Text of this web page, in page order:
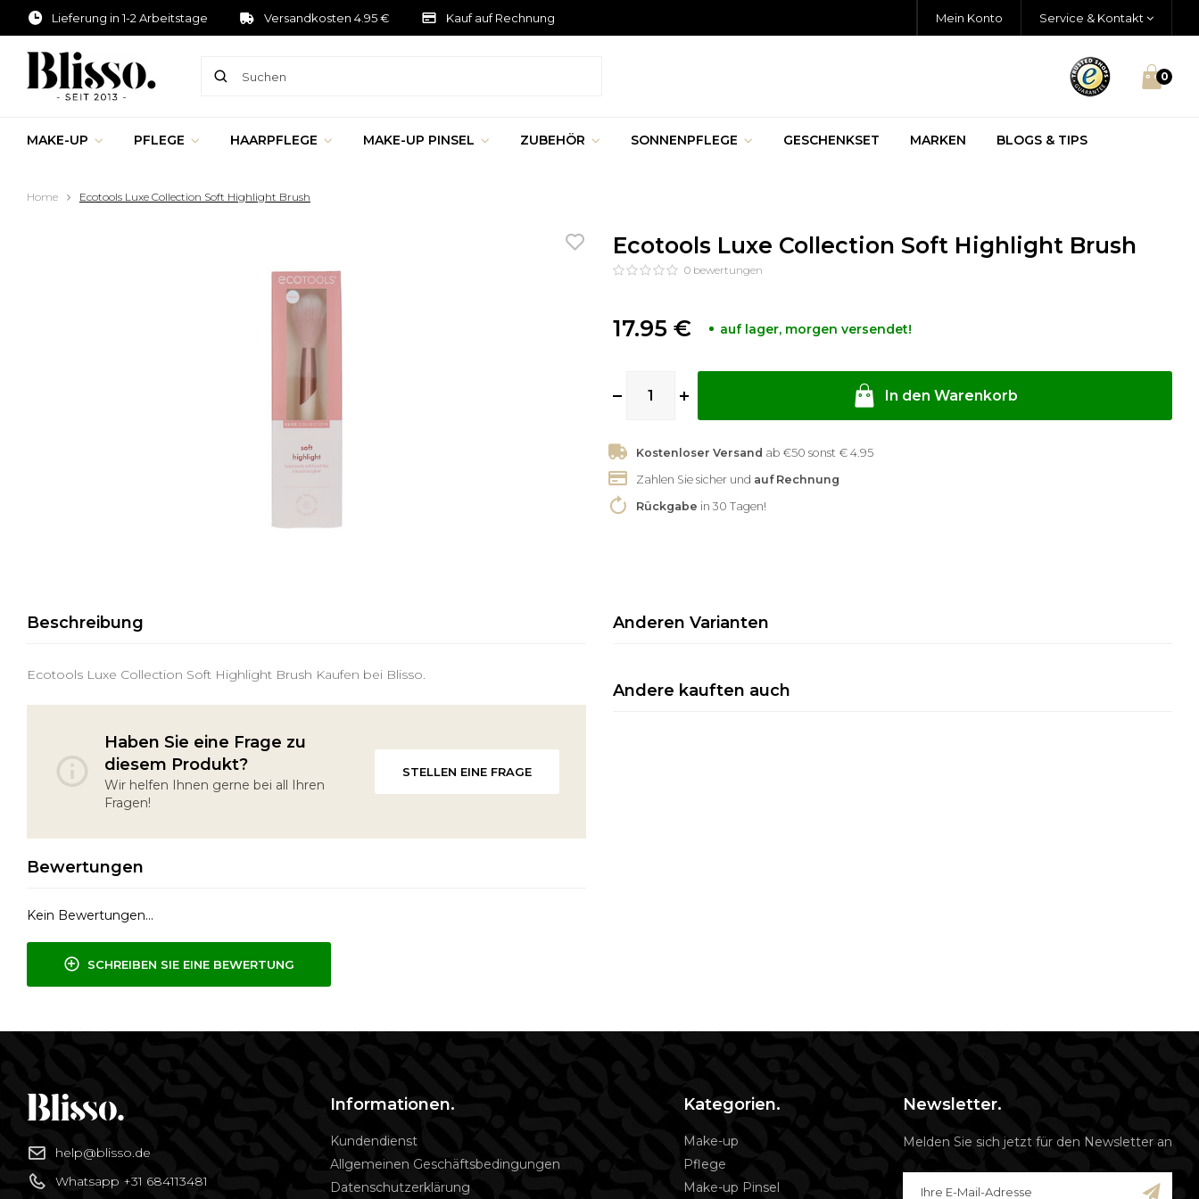
Lieferung in 1-2 Arbeitstage Versandkosten 4.95 € Kauf auf Rechnung Mein Konto Service & Kontakt
0
MAKE-UP PFLEGE HAARPFLEGE MAKE-UP PINSEL ZUBEHÖR SONNENPFLEGE GESCHENKSET MARKEN BLOGS & TIPS
Home Ecotools Luxe Collection Soft Highlight Brush
Ecotools Luxe Collection Soft Highlight Brush
0bewertungen
17.95 € auf lager, morgen versendet!
In den Warenkorb
Kostenloser Versand
ab €50 sonst € 4.95
Zahlen Sie sicher und auf Rechnung
Rückgabe in 30 Tagen!
Beschreibung
Ecotools Luxe Collection Soft Highlight Brush Kaufen bei Blisso.
Haben Sie eine Frage zu
diesem Produkt?
Wir helfen Ihnen gerne bei all Ihren
Fragen!
STELLEN EINE FRAGE
Bewertungen
Kein Bewertungen...
SCHREIBEN SIE EINE BEWERTUNG
Anderen Varianten
Andere kauften auch
help@blisso.de
Whatsapp +31 684113481
Informationen.
Kundendienst
Allgemeinen Geschäftsbedingungen
Datenschutzerklärung
Kategorien.
Make-up
Pflege
Make-up Pinsel
Newsletter.
Melden Sie sich jetzt für den Newsletter an